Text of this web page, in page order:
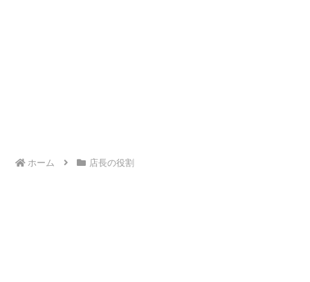
ホーム 店長の役割